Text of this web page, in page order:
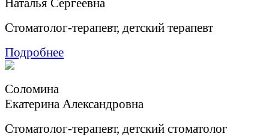
Наталья Сергеевна
Стоматолог-терапевт, детский терапевт
Подробнее
Соломина
Екатерина Александровна
Стоматолог-терапевт, детский стоматолог